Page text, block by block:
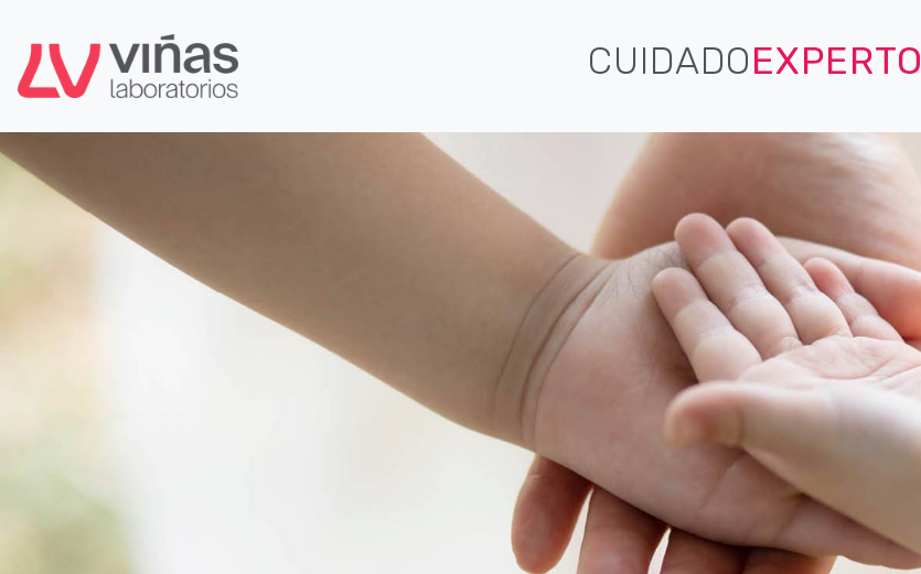
CUIDADOEXPERTO